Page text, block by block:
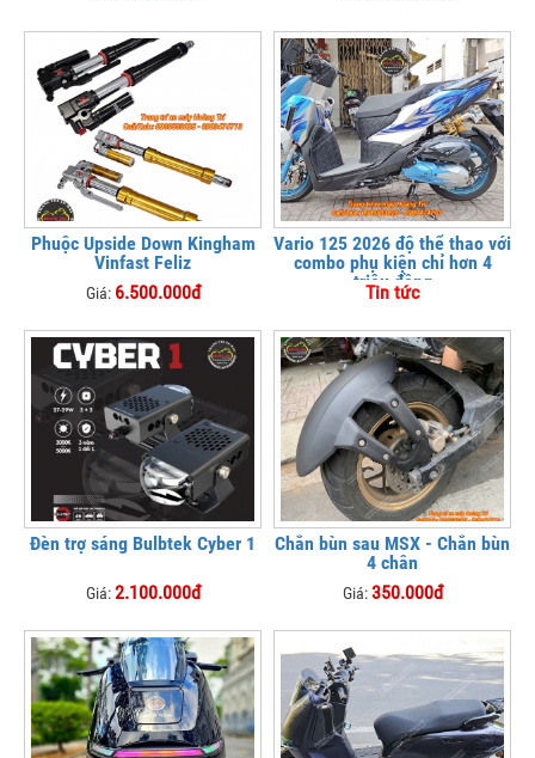
Phuộc Upside Down Kingham
Vinfast Feliz
Giá: 6.500.000đ
Vario 125 2026 độ thể thao với
combo phụ kiện chỉ hơn 4
triệu đồng
Tin tức
Đèn trợ sáng Bulbtek Cyber 1
Giá:2.100.000đ
Chắn bùn sau MSX - Chắn bùn
4 chân
Giá:350.000đ